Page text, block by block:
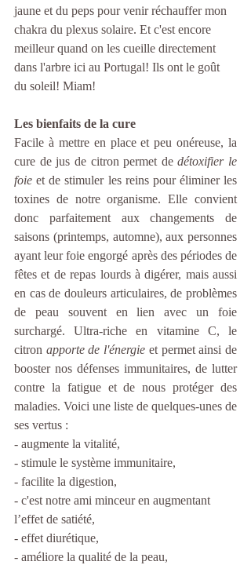
jaune et du peps pour venir réchauffer mon
chakra du plexus solaire. Et c'est encore
meilleur quand on les cueille directement
dans l'arbre ici au Portugal! Ils ont le goût
du soleil! Miam!
Les bienfaits de la cure
Facile à mettre en place et peu onéreuse, la
cure de jus de citron permet de détoxifier le
foie et de stimuler les reins pour éliminer les
toxines de notre organisme. Elle convient
donc parfaitement aux changements de
saisons (printemps, automne), aux personnes
ayant leur foie engorgé après des périodes de
fêtes et de repas lourds à digérer, mais aussi
en cas de douleurs articulaires, de problèmes
de peau souvent en lien avec un foie
surchargé. Ultra-riche en vitamine C, le
citron apporte de l'énergie et permet ainsi de
booster nos défenses immunitaires, de lutter
contre la fatigue et de nous protéger des
maladies. Voici une liste de quelques-unes de
ses vertus :
- augmente la vitalité,
- stimule le système immunitaire,
- facilite la digestion,
- c'est notre ami minceur en augmentant
l’effet de satiété,
- effet diurétique,
- améliore la qualité de la peau,